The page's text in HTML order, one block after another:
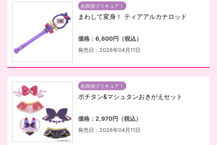
名探偵プリキュア！
まわして変身！ ティアアルカナロッド
価格：6,600円（税込）
発売日：2026年04月11日
名探偵プリキュア！
ポチタン&マシュタンおきがえセット
価格：2,970円（税込）
発売日：2026年04月11日